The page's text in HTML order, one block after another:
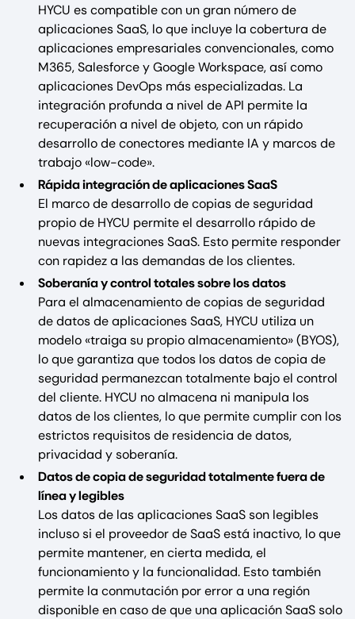
HYCU es compatible con un gran número de
aplicaciones SaaS, lo que incluye la cobertura de
aplicaciones empresariales convencionales, como
M365, Salesforce y Google Workspace, así como
aplicaciones DevOps más especializadas. La
integración profunda a nivel de API permite la
recuperación a nivel de objeto, con un rápido
desarrollo de conectores mediante IA y marcos de
trabajo «low-code».
Rápida integración de aplicaciones SaaS
El marco de desarrollo de copias de seguridad
propio de HYCU permite el desarrollo rápido de
nuevas integraciones SaaS. Esto permite responder
con rapidez a las demandas de los clientes.
Soberanía y control totales sobre los datos
Para el almacenamiento de copias de seguridad
de datos de aplicaciones SaaS, HYCU utiliza un
modelo «traiga su propio almacenamiento» (BYOS),
lo que garantiza que todos los datos de copia de
seguridad permanezcan totalmente bajo el control
del cliente. HYCU no almacena ni manipula los
datos de los clientes, lo que permite cumplir con los
estrictos requisitos de residencia de datos,
privacidad y soberanía.
Datos de copia de seguridad totalmente fuera de
línea y legibles
Los datos de las aplicaciones SaaS son legibles
incluso si el proveedor de SaaS está inactivo, lo que
permite mantener, en cierta medida, el
funcionamiento y la funcionalidad. Esto también
permite la conmutación por error a una región
disponible en caso de que una aplicación SaaS solo